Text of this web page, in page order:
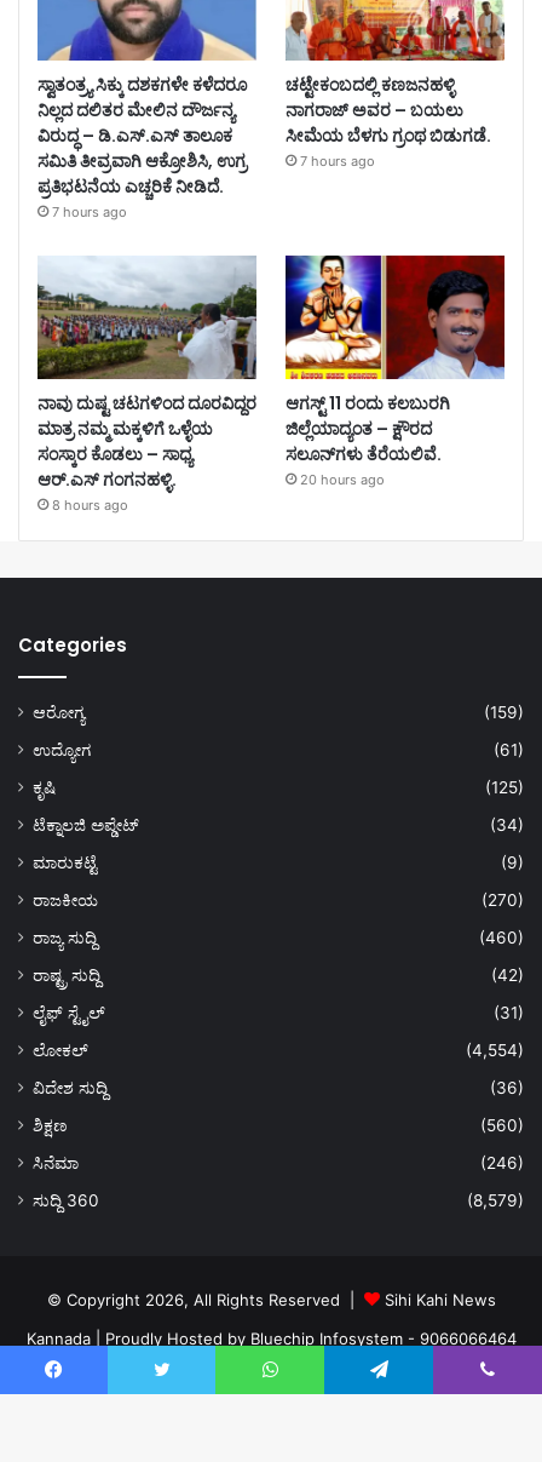
ಸ್ವಾತಂತ್ರ್ಯ ಸಿಕ್ಕು ದಶಕಗಳೇ ಕಳೆದರೂ
ನಿಲ್ಲದ ದಲಿತರ ಮೇಲಿನ ದೌರ್ಜನ್ಯ
ವಿರುದ್ಧ – ಡಿ.ಎಸ್.ಎಸ್ ತಾಲೂಕ
ಸಮಿತಿ ತೀವ್ರವಾಗಿ ಆಕ್ರೋಶಿಸಿ, ಉಗ್ರ
ಪ್ರತಿಭಟನೆಯ ಎಚ್ಚರಿಕೆ ನೀಡಿದೆ.
7 hours ago
ಚಟ್ಟೇಕಂಬದಲ್ಲಿ ಕಣಜನಹಳ್ಳಿ
ನಾಗರಾಜ್ ಅವರ – ಬಯಲು
ಸೀಮೆಯ ಬೆಳಗು ಗ್ರಂಥ ಬಿಡುಗಡೆ.
7 hours ago
ನಾವು ದುಷ್ಟ ಚಟಗಳಿಂದ ದೂರವಿದ್ದರ
ಮಾತ್ರ ನಮ್ಮ ಮಕ್ಕಳಿಗೆ ಒಳ್ಳೆಯ
ಸಂಸ್ಕಾರ ಕೊಡಲು – ಸಾಧ್ಯ
ಆರ್.ಎಸ್ ಗಂಗನಹಳ್ಳಿ.
8 hours ago
ಆಗಸ್ಟ್ 11 ರಂದು ಕಲಬುರಗಿ
ಜಿಲ್ಲೆಯಾದ್ಯಂತ – ಕ್ಷೌರದ
ಸಲೂನ್‌ಗಳು ತೆರೆಯಲಿವೆ.
20 hours ago
Categories
ಆರೋಗ್ಯ
(159)
ಉದ್ಯೋಗ
(61)
ಕೃಷಿ
(125)
ಟೆಕ್ನಾಲಜಿ ಅಪ್ಡೇಟ್
(34)
ಮಾರುಕಟ್ಟೆ
(9)
ರಾಜಕೀಯ
(270)
ರಾಜ್ಯ ಸುದ್ದಿ
(460)
ರಾಷ್ಟ್ರ ಸುದ್ದಿ
(42)
ಲೈಫ್ ಸ್ಟೈಲ್
(31)
ಲೋಕಲ್
(4,554)
ವಿದೇಶ ಸುದ್ದಿ
(36)
ಶಿಕ್ಷಣ
(560)
ಸಿನೆಮಾ
(246)
ಸುದ್ದಿ 360
(8,579)
© Copyright 2026, All Rights Reserved |
Sihi Kahi News
Kannada| Proudly Hosted by Bluechip Infosystem - 9066066464
About US
Privacy Policy Ads Policy
Terms and Conditions
Facebook Twitter WhatsApp Telegram Viber